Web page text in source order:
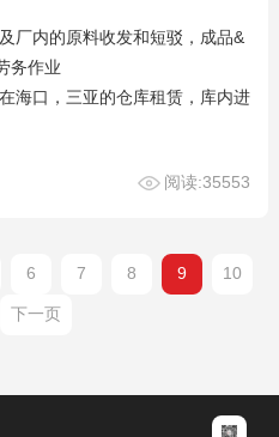
厂内的原料收发和短驳，成品&
务作业
海口，三亚的仓库租赁，库内进
阅读:35553
6 7 8 9 10
下一页